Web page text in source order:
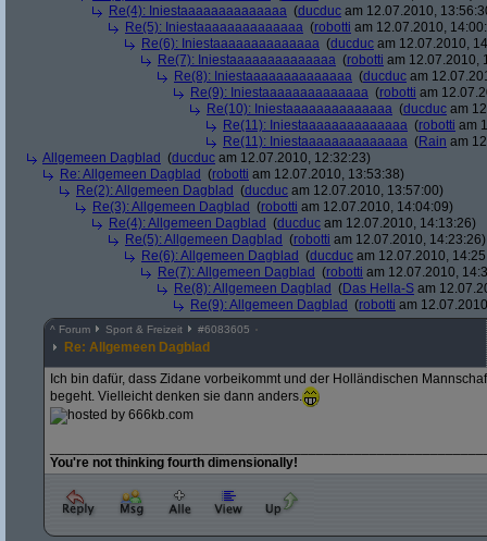
Re(4): Iniestaaaaaaaaaaaaaa (ducduc am 12.07.2010,
Re(5): Iniestaaaaaaaaaaaaaa (robotti am 12.07.2010,
Re(6): Iniestaaaaaaaaaaaaaa (ducduc am 12.07.2010,
Re(7): Iniestaaaaaaaaaaaaaa (robotti am 12.07.2010,
Re(8): Iniestaaaaaaaaaaaaaa (ducduc am
Re(9): Iniestaaaaaaaaaaaaaa (robotti am
Re(10): Iniestaaaaaaaaaaaaaa (ducduc am
Re(11): Iniestaaaaaaaaaaaaaa (robotti am
Re(11): Iniestaaaaaaaaaaaaaa (Rain am
Allgemeen Dagblad (ducduc am 12.07.2010, 12:32:23)
Re: Allgemeen Dagblad (robotti am 12.07.2010, 13:53:38)
Re(2): Allgemeen Dagblad (ducduc am 12.07.2010, 13:57:00)
Re(3): Allgemeen Dagblad (robotti am 12.07.2010, 14:04:09)
Re(4): Allgemeen Dagblad (ducduc am 12.07.2010, 14:13:26)
Re(5): Allgemeen Dagblad (robotti am 12.07.2010, 14:23:26)
Re(6): Allgemeen Dagblad (ducduc am 12.07.2010,
Re(7): Allgemeen Dagblad (robotti am 12.07.2010,
Re(8): Allgemeen Dagblad (Das Hella-S am
Re(9): Allgemeen Dagblad (robotti am
^ Forum Sport & Freizeit #6083605
Re: Allgemeen Dagblad
Ich bin dafür, dass Zidane vorbeikommt und der Holländischen
begeht. Vielleicht denken sie dann anders.
You're not thinking fourth dimensionally!